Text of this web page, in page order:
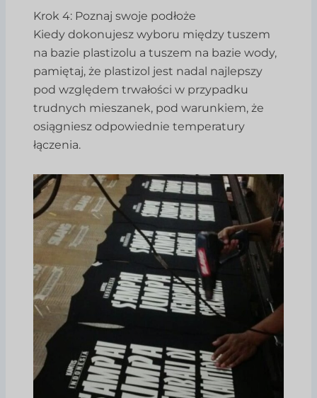
Krok 4: Poznaj swoje podłoże
Kiedy dokonujesz wyboru między tuszem
na bazie plastizolu a tuszem na bazie wody,
pamiętaj, że plastizol jest nadal najlepszy
pod względem trwałości w przypadku
trudnych mieszanek, pod warunkiem, że
osiągniesz odpowiednie temperatury
łączenia.